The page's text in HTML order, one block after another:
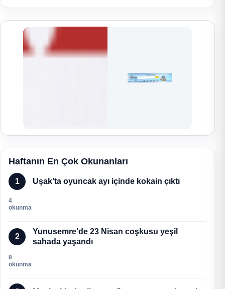
Haftanın En Çok Okunanları
1 Uşak’ta oyuncak ayı içinde kokain çıktı
4
okunma
2
Yunusemre’de 23 Nisan coşkusu yeşil
sahada yaşandı
8
okunma